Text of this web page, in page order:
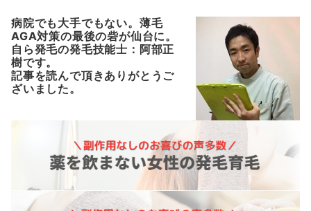
病院でも大手でもない。薄毛
AGA対策の最後の砦が仙台に。
自ら発毛の発毛技能士：阿部正
樹です。
記事を読んで頂きありがとうご
ざいました。